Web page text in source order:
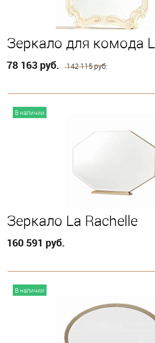
Зеркало для комода
78 163 руб. 142 115 руб.
В наличии
Зеркало La Rachelle
160 591 руб.
В наличии